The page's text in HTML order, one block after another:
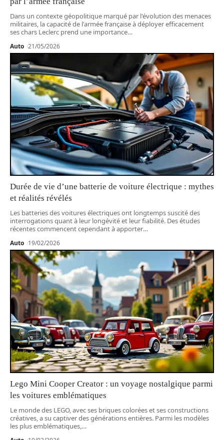
Dans un contexte géopolitique marqué par l'évolution des menaces
militaires, la capacité de l'armée française à déployer efficacement
ses chars Leclerc prend une importance…
Auto 21/05/2026
Durée de vie d’une batterie de voiture électrique : mythes
et réalités révélés
Les batteries des voitures électriques ont longtemps suscité des
interrogations quant à leur longévité et leur fiabilité. Des études
récentes commencent cependant à apporter…
Auto 19/02/2026
Lego Mini Cooper Creator : un voyage nostalgique parmi
les voitures emblématiques
Le monde des LEGO, avec ses briques colorées et ses constructions
créatives, a su captiver des générations entières. Parmi les modèles
les plus emblématiques,…